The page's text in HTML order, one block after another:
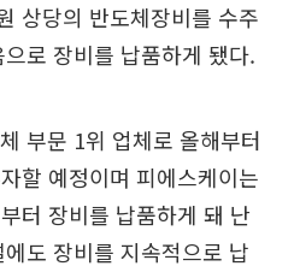
상당의 반도체장비를 수주
로 장비를 납품하게 됐다.
부문 1위 업체로 올해부터
할 예정이며 피에스케이는
터 장비를 납품하게 돼 난
도 장비를 지속적으로 납